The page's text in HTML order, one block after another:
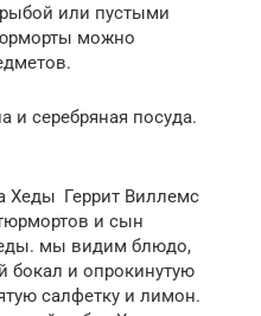
или пустыми
можно
и серебряная посуда.
Хеды Геррит Виллемс
и сын
мы видим блюдо,
бокал и опрокинутую
салфетку и лимон.